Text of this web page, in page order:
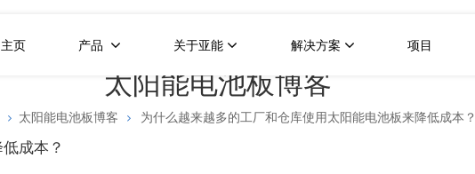
主页 产品 关于亚能 解决方案 项目
太阳能电池板博客
太阳能电池板博客 为什么越来越多的工厂和仓库使用太阳能电池板来降低成本？
成本？